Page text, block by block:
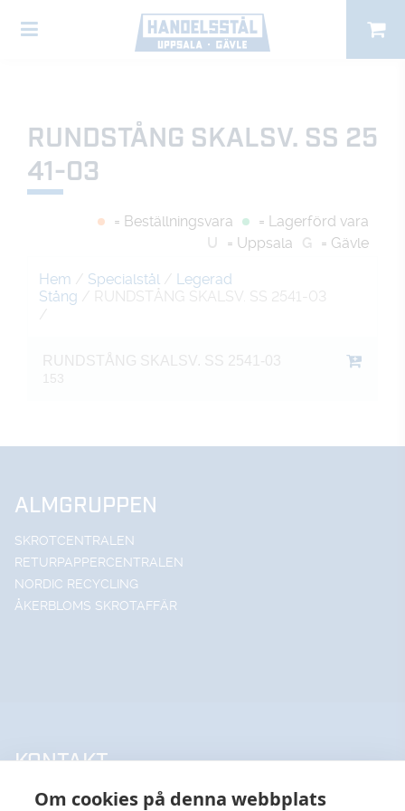
Om cookies på denna webbplats
RUNDSTÅNG SKALSV. SS 25
41-03
= Beställningsvara
= Lagerförd vara
U
= Uppsala G = Gävle
Hem / Specialstål / Legerad
Stång / RUNDSTÅNG SKALSV. SS 2541-03
/
RUNDSTÅNG SKALSV. SS 2541-03
153
ALMGRUPPEN
SKROTCENTRALEN
RETURPAPPERCENTRALEN
NORDIC RECYCLING
ÅKERBLOMS SKROTAFFÄR
KONTAKT
UPPSALA HANDELSSTÅL AB